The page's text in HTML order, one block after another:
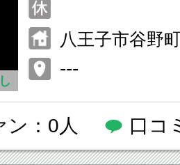
八王子市谷野
---
ン：0人 口コ